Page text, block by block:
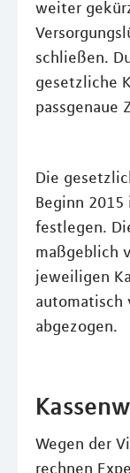
weiter
schließen.
gesetzliche
passgenaue
Die
Beginn
festlegen.
maßgeblich
jeweiligen
automatisch
abgezogen.
Wegen der
rechnen